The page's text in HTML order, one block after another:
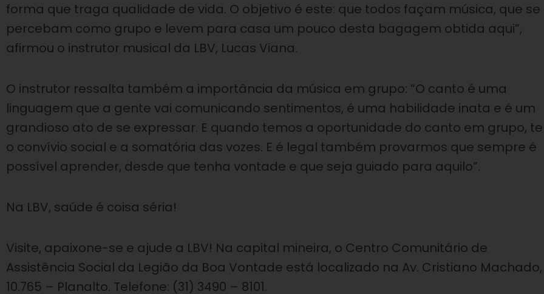
forma que traga qualidade de vida. O objetivo é este: que todos façam música, que se
percebam como grupo e levem para casa um pouco desta bagagem obtida aqui”,
afirmou o instrutor musical da LBV, Lucas Viana.
O instrutor ressalta também a importância da música em grupo: “O canto é uma
linguagem que a gente vai comunicando sentimentos, é uma habilidade inata e é um
grandioso ato de se expressar. E quando temos a oportunidade do canto em grupo,
o convívio social e a somatória das vozes. E é legal também provarmos que sempre é
possível aprender, desde que tenha vontade e que seja guiado para aquilo”.
Na LBV, saúde é coisa séria!
Visite, apaixone-se e ajude a LBV! Na capital mineira, o Centro Comunitário de
Assistência Social da Legião da Boa Vontade está localizado na Av. Cristiano Machado,
10.765 – Planalto. Telefone: (31) 3490 – 8101.